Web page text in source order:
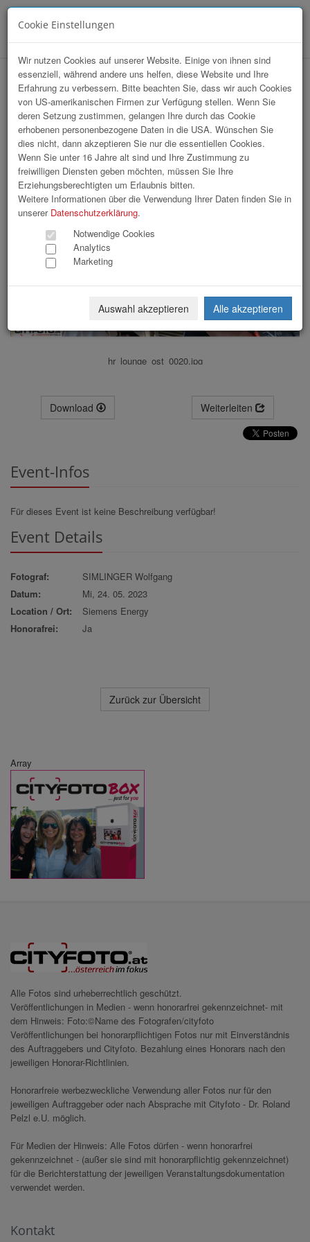
hr-lounge Ost zu Gast bei Siemens
Energy
hr_lounge_ost_0020.jpg
Download Weiterleiten
Event-Infos
Für dieses Event ist keine Beschreibung verfügbar!
Event Details
Fotograf:
SIMLINGER Wolfgang
Datum:
Mi, 24. 05. 2023
Location / Ort:
Siemens Energy
Honorafrei:
Ja
Zurück zur Übersicht
Array
Alle Fotos sind urheberrechtlich geschützt.
Veröffentlichungen in Medien - wenn honorarfrei gekennzeichnet- mit
dem Hinweis: Foto:©Name des Fotografen/cityfoto
Veröffentlichungen bei honorarpflichtigen Fotos nur mit Einverständnis
des Auftraggebers und Cityfoto. Bezahlung eines Honorars nach den
jeweiligen Honorar-Richtlinien.
Honorarfreie werbezweckliche Verwendung aller Fotos nur für den
jeweiligen Auftraggeber oder nach Absprache mit Cityfoto - Dr. Roland
Pelzl e.U. möglich.
Für Medien der Hinweis: Alle Fotos dürfen - wenn honorarfrei
gekennzeichnet - (außer sie sind mit honorarpflichtig gekennzeichnet)
für die Berichterstattung der jeweiligen Veranstaltungsdokumentation
verwendet werden.
Kontakt
Cookie Einstellungen
Wir nutzen Cookies auf unserer Website. Einige von ihnen sind
essenziell, während andere uns helfen, diese Website und Ihre
Erfahrung zu verbessern. Bitte beachten Sie, dass wir auch Cookies
von US-amerikanischen Firmen zur Verfügung stellen. Wenn Sie
deren Setzung zustimmen, gelangen Ihre durch das Cookie
erhobenen personenbezogene Daten in die USA. Wünschen Sie
dies nicht, dann akzeptieren Sie nur die essentiellen Cookies.
Wenn Sie unter 16 Jahre alt sind und Ihre Zustimmung zu
freiwilligen Diensten geben möchten, müssen Sie Ihre
Erziehungsberechtigten um Erlaubnis bitten.
Weitere Informationen über die Verwendung Ihrer Daten finden Sie in
unserer Datenschutzerklärung.
Notwendige Cookies
Analytics
Marketing
Auswahl akzeptieren Alle akzeptieren